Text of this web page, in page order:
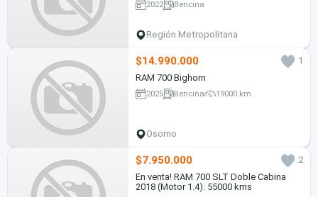
2022 Bencina
Región Metropolitana
$14.990.000
1
RAM 700 Bighorn
2025 Bencina 19000 km
Osorno
$7.950.000
2
En venta! RAM 700 SLT Doble Cabina
2018 (Motor 1.4). 55000 kms